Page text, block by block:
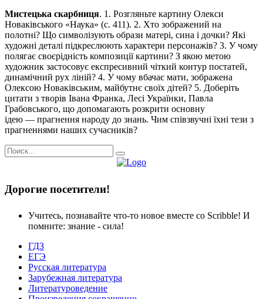
Мистецька скарбниця. 1. Розгляньте картину Олекси
Новаківського «Наука» (с. 411). 2. Хто зображений на
полотні? Що символізують образи матері, сина і дочки? Які
художні деталі підкреслюють характери персонажів? 3. У чому
полягає своєрідність композиції картини? З якою метою
художник застосовує експресивний чіткий контур постатей,
динамічний рух ліній? 4. У чому вбачає мати, зображена
Олексою Новаківським, майбутнє своїх дітей? 5. Доберіть
цитати з творів Івана Франка, Лесі Українки, Павла
Грабовського, що допомагають розкрити основну
ідею — прагнення народу до знань. Чим співзвучні їхні тези з
прагненнями наших сучасників?
Дорогие посетители!
Учитесь, познавайте что-то новое вместе со Scribble! И
помните: знание - сила!
ГДЗ
ЕГЭ
Русская литература
Зарубежная литература
Литературоведение